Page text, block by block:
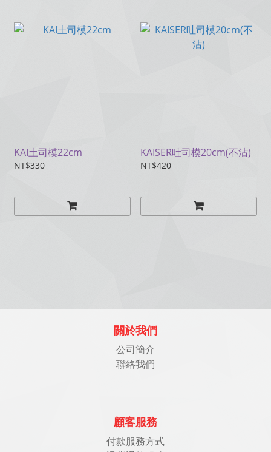
KAI土司模22cm
NT$330
KAISER吐司模20cm(不沾)
NT$420
關於我們
公司簡介
聯絡我們
顧客服務
付款服務方式